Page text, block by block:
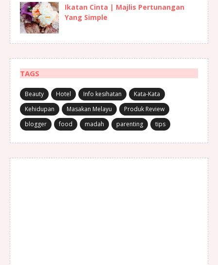
Ikatan Cinta | Majlis Pertunangan
Yang Simple
TAGS
Beauty Hotel Info kesihatan
Kata-Kata
Kehidupan
Masakan Melayu
Produk Review
blogger
food madah parenting tips